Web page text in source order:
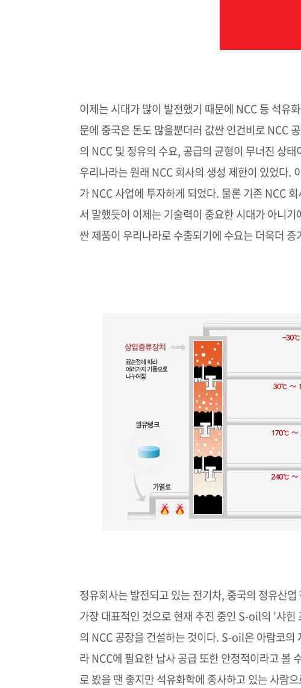
이제는 시대가 많이 발전했기 때문에 NCC 등 석유
문에 중국은 돈도 많을뿐더러 값싼 인건비로 NCC
의 NCC 및 정유의 수요, 공급의 균형이 무너진 상
우리나라는 원래 NCC 회사의 생성 제한이 있었다.
가 NCC 사업에 투자하게 되었다. 물론 기존 NCC
서 말했듯이 이제는 기술력이 중요한 시대가 아니
싼 제품이 우리나라로 수출되기에 수요는 더욱더 증
정유회사는 발전되고 있는 전기차, 중국의 정유산
가장 대표적인 것으로 현재 추진 중인 S-oil의 '샤
의 NCC 공장을 건설하는 것이다. S-oil은 아람코
라 NCC에 필요한 납사 공급 또한 안정적이라고 볼
로 봤을 땐 좋지만 석유화학에 종사하고 있는 사람